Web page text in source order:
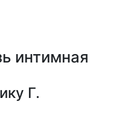
интимная
Г.